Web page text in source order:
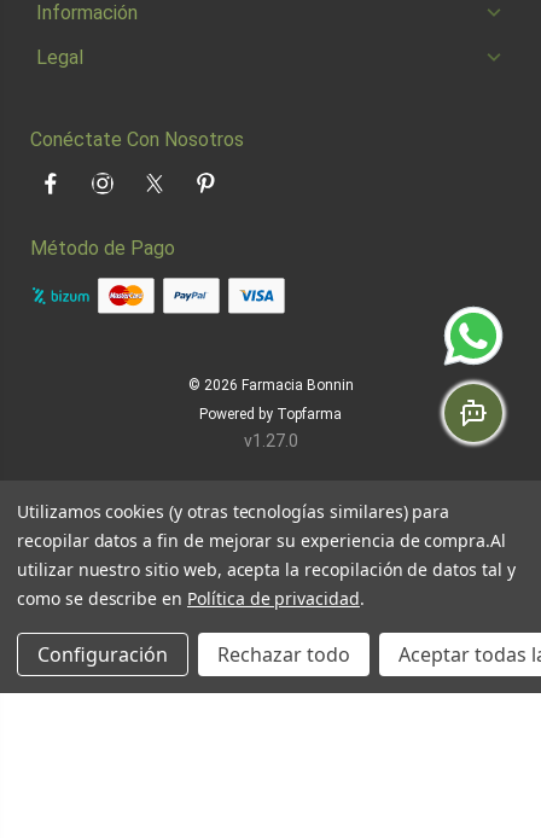
Información
Legal
Conéctate Con Nosotros
FacebookInstagramTwitter Pinterest
Método de Pago
© 2026 Farmacia Bonnin
Powered by Topfarma
v1.27.0
Utilizamos cookies (y otras tecnologías similares) para
recopilar datos a fin de mejorar su experiencia de compra.Al
utilizar nuestro sitio web, acepta la recopilación de datos tal y
como se describe en Política de privacidad.
Configuración Rechazar todo Aceptar todas